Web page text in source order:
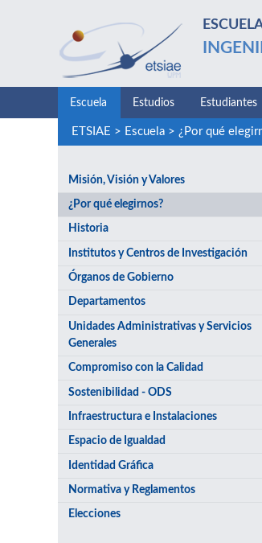
Escuela Estudios Estudiantes
ETSIAE > Escuela> ¿Por qué
Misión, Visión y Valores
¿Por qué elegirnos?
Historia
Institutos y Centros de Investigación
Órganos de Gobierno
Departamentos
Unidades Administrativas y Servicios
Generales
Compromiso con la Calidad
Sostenibilidad - ODS
Infraestructura e Instalaciones
Espacio de Igualdad
Identidad Gráfica
Normativa y Reglamentos
Elecciones